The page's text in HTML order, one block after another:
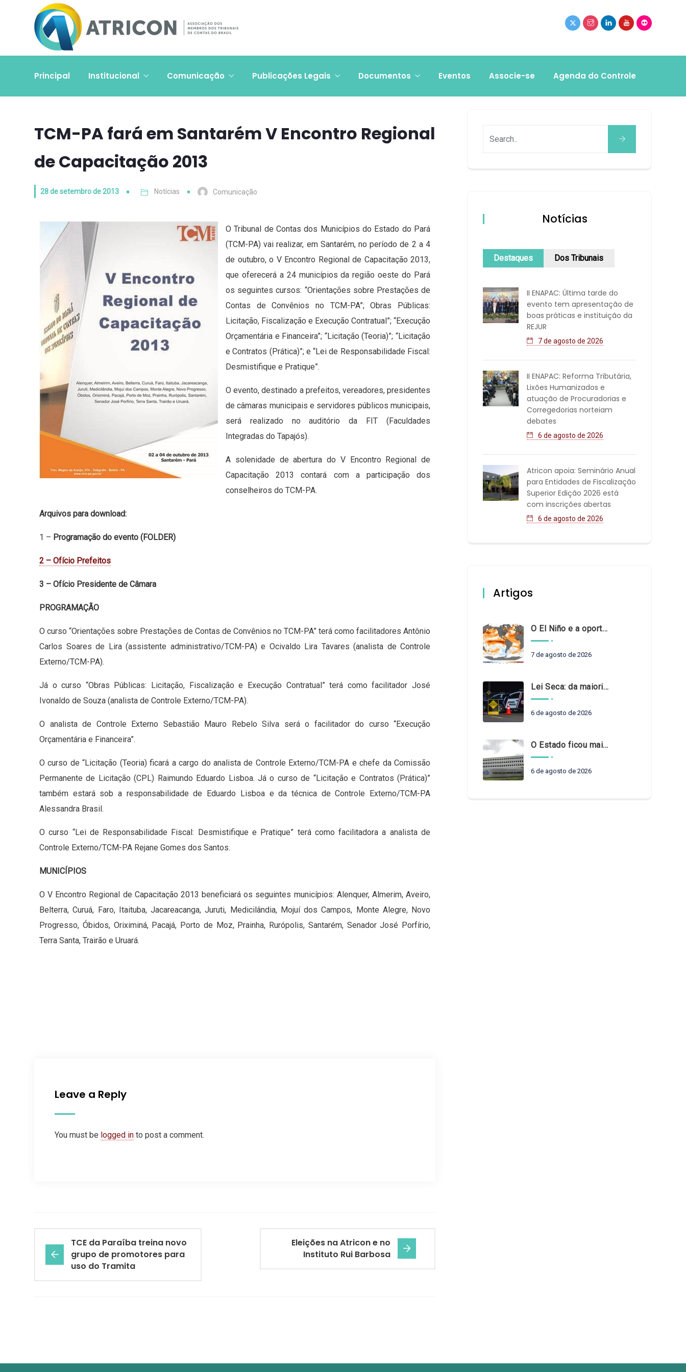
Principal Institucional Comunicação Publicações Legais Documentos Eventos Associe-se Agenda do Controle
TCM-PA fará em Santarém V Encontro Regional
de Capacitação 2013
28 de setembro de 2013 Notícias Comunicação
O Tribunal de Contas dos Municípios do Estado do Pará
(TCM-PA) vai realizar, em Santarém, no período de 2 a 4
de outubro, o V Encontro Regional de Capacitação 2013,
que oferecerá a 24 municípios da região oeste do Pará
os seguintes cursos: “Orientações sobre Prestações de
Contas de Convênios no TCM-PA”; Obras Públicas:
Licitação, Fiscalização e Execução Contratual”; “Execução
Orçamentária e Financeira”; “Licitação (Teoria)”; “Licitação
e Contratos (Prática)”; e “Lei de Responsabilidade Fiscal:
Desmistifique e Pratique”.
O evento, destinado a prefeitos, vereadores, presidentes
de câmaras municipais e servidores públicos municipais,
será realizado no auditório da FIT (Faculdades
Integradas do Tapajós).
A solenidade de abertura do V Encontro Regional de
Capacitação 2013 contará com a participação dos
conselheiros do TCM-PA.
Arquivos para download:
1 – Programação do evento (FOLDER)
2 – Ofício Prefeitos
3 – Ofício Presidente de Câmara
PROGRAMAÇÃO
O curso “Orientações sobre Prestações de Contas de Convênios no TCM-PA” terá como facilitadores Antônio
Carlos Soares de Lira (assistente administrativo/TCM-PA) e Ocivaldo Lira Tavares (analista de Controle
Externo/TCM-PA).
Já o curso “Obras Públicas: Licitação, Fiscalização e Execução Contratual” terá como facilitador José
Ivonaldo de Souza (analista de Controle Externo/TCM-PA).
O analista de Controle Externo Sebastião Mauro Rebelo Silva será o facilitador do curso “Execução
Orçamentária e Financeira”.
O curso de “Licitação (Teoria) ficará a cargo do analista de Controle Externo/TCM-PA e chefe da Comissão
Permanente de Licitação (CPL) Raimundo Eduardo Lisboa. Já o curso de “Licitação e Contratos (Prática)”
também estará sob a responsabilidade de Eduardo Lisboa e da técnica de Controle Externo/TCM-PA
Alessandra Brasil.
O curso “Lei de Responsabilidade Fiscal: Desmistifique e Pratique” terá como facilitadora a analista de
Controle Externo/TCM-PA Rejane Gomes dos Santos.
MUNICÍPIOS
O V Encontro Regional de Capacitação 2013 beneficiará os seguintes municípios: Alenquer, Almerim, Aveiro,
Belterra, Curuá, Faro, Itaituba, Jacareacanga, Juruti, Medicilândia, Mojuí dos Campos, Monte Alegre, Novo
Progresso, Óbidos, Oriximiná, Pacajá, Porto de Moz, Prainha, Rurópolis, Santarém, Senador José Porfírio,
Terra Santa, Trairão e Uruará.
Leave a Reply
You must be logged in to post a comment.
TCE da Paraíba treina novo
grupo de promotores para
uso do Tramita
Eleições na Atricon e no
Instituto Rui Barbosa
Notícias
Destaques Dos Tribunais
II ENAPAC: Última tarde do
evento tem apresentação de
boas práticas e instituição da
REJUR
7 de agosto de 2026
II ENAPAC: Reforma Tributária,
Lixões Humanizados e
atuação de Procuradorias e
Corregedorias norteiam
debates
6 de agosto de 2026
Atricon apoia: Seminário Anual
para Entidades de Fiscalização
Superior Edição 2026 está
com inscrições abertas
6 de agosto de 2026
Artigos
O El Niño e a oportunidade de fortalecer o controle externo das políticas climáticas
7 de agosto de 2026
Lei Seca: da maioridade à maturidade
6 de agosto de 2026
O Estado ficou mais complexo. O controle precisa acompanhar
6 de agosto de 2026